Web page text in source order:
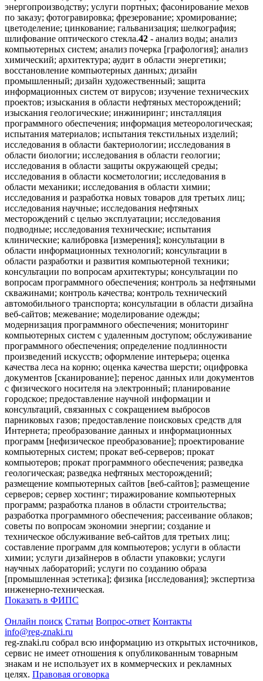
энергопроизводству; услуги портных; фасонирование мехов
по заказу; фотогравировка; фрезерование; хромирование;
цветоделение; цинкование; гальванизация; шелкография;
шлифование оптического стекла.42 - анализ воды; анализ
компьютерных систем; анализ почерка [графология]; анализ
химический; архитектура; аудит в области энергетики;
восстановление компьютерных данных; дизайн
промышленный; дизайн художественный; защита
информационных систем от вирусов; изучение технических
проектов; изыскания в области нефтяных месторождений;
изыскания геологические; инжиниринг; инсталляция
программного обеспечения; информация метеорологическая;
испытания материалов; испытания текстильных изделий;
исследования в области бактериологии; исследования в
области биологии; исследования в области геологии;
исследования в области защиты окружающей среды;
исследования в области косметологии; исследования в
области механики; исследования в области химии;
исследования и разработка новых товаров для третьих лиц;
исследования научные; исследования нефтяных
месторождений с целью эксплуатации; исследования
подводные; исследования технические; испытания
клинические; калибровка [измерения]; консультации в
области информационных технологий; консультации в
области разработки и развития компьютерной техники;
консультации по вопросам архитектуры; консультации по
вопросам программного обеспечения; контроль за нефтяными
скважинами; контроль качества; контроль технический
автомобильного транспорта; консультации в области дизайна
веб-сайтов; межевание; моделирование одежды;
модернизация программного обеспечения; мониторинг
компьютерных систем с удаленным доступом; обслуживание
программного обеспечения; определение подлинности
произведений искусств; оформление интерьера; оценка
качества леса на корню; оценка качества шерсти; оцифровка
документов [сканирование]; перенос данных или документов
с физического носителя на электронный; планирование
городское; предоставление научной информации и
консультаций, связанных с сокращением выбросов
парниковых газов; предоставление поисковых средств для
Интернета; преобразование данных и информационных
программ [нефизическое преобразование]; проектирование
компьютерных систем; прокат веб-серверов; прокат
компьютеров; прокат программного обеспечения; разведка
геологическая; разведка нефтяных месторождений;
размещение компьютерных сайтов [веб-сайтов]; размещение
серверов; сервер хостинг; тиражирование компьютерных
программ; разработка планов в области строительства;
разработка программного обеспечения; рассеивание облаков;
советы по вопросам экономии энергии; создание и
техническое обслуживание веб-сайтов для третьих лиц;
составление программ для компьютеров; услуги в области
химии; услуги дизайнеров в области упаковки; услуги
научных лабораторий; услуги по созданию образа
[промышленная эстетика]; физика [исследования]; экспертиза
инженерно-техническая.
Показать в ФИПС
Онлайн поиск Статьи Вопрос-ответ Контакты
info@reg-znaki.ru
reg-znaki.ru собрал всю информацию из открытых источников,
сервис не имеет отношения к опубликованным товарным
знакам и не использует их в коммерческих и рекламных
целях. Правовая оговорка